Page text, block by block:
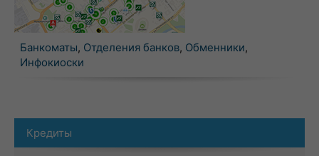
Банкоматы, Отделения банков, Обменники,
Инфокиоски
Кредиты